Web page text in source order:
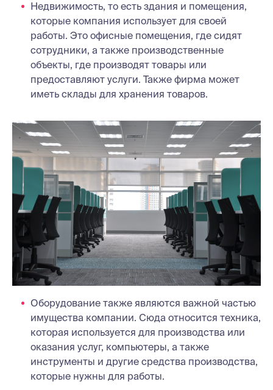
Недвижимость, то есть здания и помещения,
которые компания использует для своей
работы. Это офисные помещения, где сидят
сотрудники, а также производственные
объекты, где производят товары или
предоставляют услуги. Также фирма может
иметь склады для хранения товаров.
Оборудование также являются важной частью
имущества компании. Сюда относится техника,
которая используется для производства или
оказания услуг, компьютеры, а также
инструменты и другие средства производства,
которые нужны для работы.